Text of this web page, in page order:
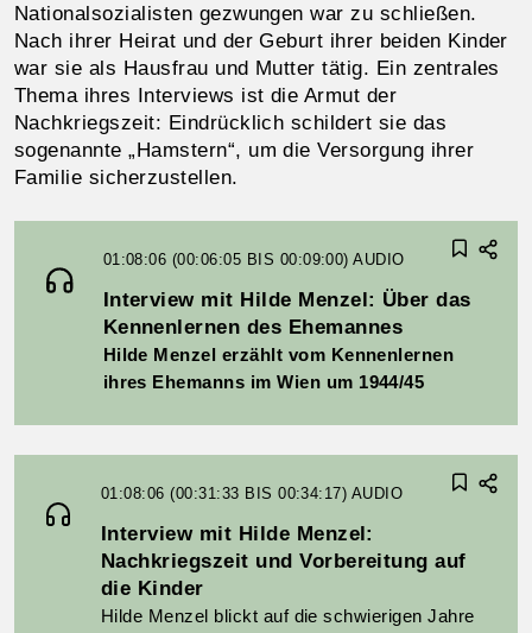
Nationalsozialisten gezwungen war zu schließen.
Nach ihrer Heirat und der Geburt ihrer beiden Kinder
war sie als Hausfrau und Mutter tätig. Ein zentrales
Thema ihres Interviews ist die Armut der
Nachkriegszeit: Eindrücklich schildert sie das
sogenannte „Hamstern“, um die Versorgung ihrer
Familie sicherzustellen.
01:08:06 (00:06:05 BIS 00:09:00)AUDIO
Interview mit Hilde Menzel: Über das
Kennenlernen des Ehemannes
Hilde Menzel erzählt vom Kennenlernen
ihres Ehemanns im Wien um 1944/45
01:08:06 (00:31:33 BIS 00:34:17) AUDIO
Interview mit Hilde Menzel:
Nachkriegszeit und Vorbereitung auf
die Kinder
Hilde Menzel blickt auf die schwierigen Jahre